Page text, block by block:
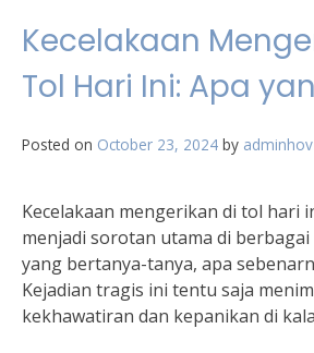
Kecelakaan
Tol Hari Ini: Apa
Posted on October 23, 2024 by adminhov
Kecelakaan mengerikan di tol hari
menjadi sorotan utama di berbagai
yang bertanya-tanya, apa
Kejadian tragis ini tentu saja
kekhawatiran dan kepanikan di